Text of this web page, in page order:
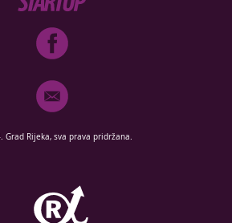
Grad Rijeka, sva prava pridržana.